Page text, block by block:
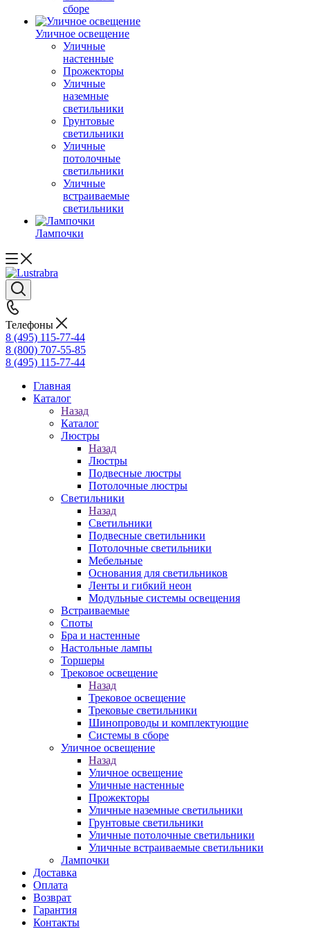
сборе
Уличное освещение
Уличные
настенные
Прожекторы
Уличные
наземные
светильники
Грунтовые
светильники
Уличные
потолочные
светильники
Уличные
встраиваемые
светильники
Лампочки
Телефоны
8 (495) 115-77-44
8 (800) 707-55-85
8 (495) 115-77-44
Главная
Каталог
Назад
Каталог
Люстры
Назад
Люстры
Подвесные люстры
Потолочные люстры
Светильники
Назад
Светильники
Подвесные светильники
Потолочные светильники
Мебельные
Основания для светильников
Ленты и гибкий неон
Модульные системы освещения
Встраиваемые
Споты
Бра и настенные
Настольные лампы
Торшеры
Трековое освещение
Назад
Трековое освещение
Трековые светильники
Шинопроводы и комплектующие
Системы в сборе
Уличное освещение
Назад
Уличное освещение
Уличные настенные
Прожекторы
Уличные наземные светильники
Грунтовые светильники
Уличные потолочные светильники
Уличные встраиваемые светильники
Лампочки
Доставка
Оплата
Возврат
Гарантия
Контакты